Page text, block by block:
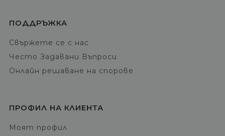
ПОДДРЪЖКА
Свържете се с нас
Често Задавани Въпроси
Онлайн решаване на спорове
ПРОФИЛ НА КЛИЕНТА
Моят профил